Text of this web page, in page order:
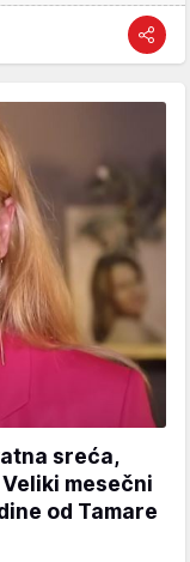
sreća,
mesečni
od Tamare